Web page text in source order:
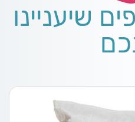
שיעניינו